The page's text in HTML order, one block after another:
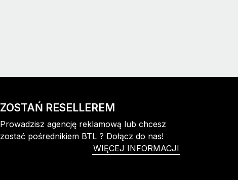
ZOSTAŃ RESELLEREM
Prowadzisz agencję reklamową lub chcesz
zostać pośrednikiem BTL ? Dołącz do nas!
WIĘCEJ INFORMACJI